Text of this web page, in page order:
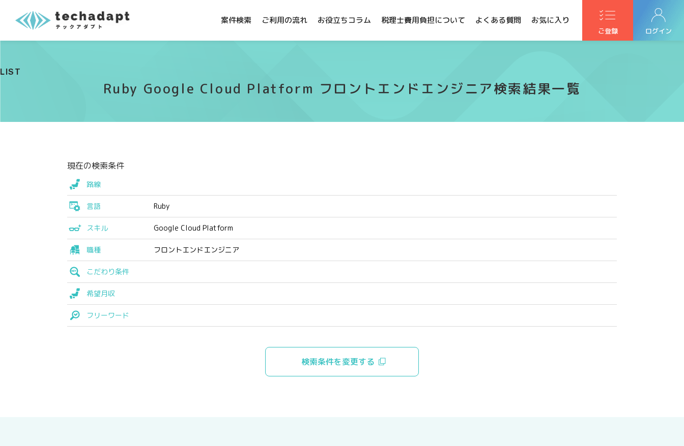
案件検索 ご利用の流れ お役立ちコラム 税理士費用負担について よくある質問 お気に入り
ご登録 ログイン
LIST
Ruby Google Cloud Platform フロントエンドエンジニア検索結果一覧
現在の検索条件
路線
言語 Ruby
スキル Google Cloud Platform
職種 フロントエンドエンジニア
こだわり条件
希望月収
フリーワード
検索条件を変更する